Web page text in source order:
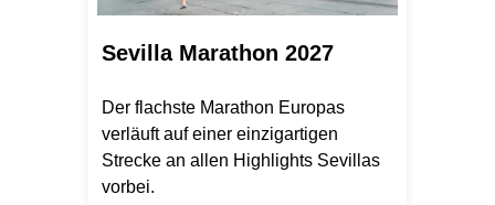
Sevilla Marathon 2027
Der flachste Marathon Europas
verläuft auf einer einzigartigen
Strecke an allen Highlights Sevillas
vorbei.